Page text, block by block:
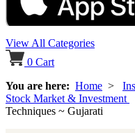
View All Categories
0 Cart
You are here: Home >
Stock Market & Investment
Techniques ~ Gujarati